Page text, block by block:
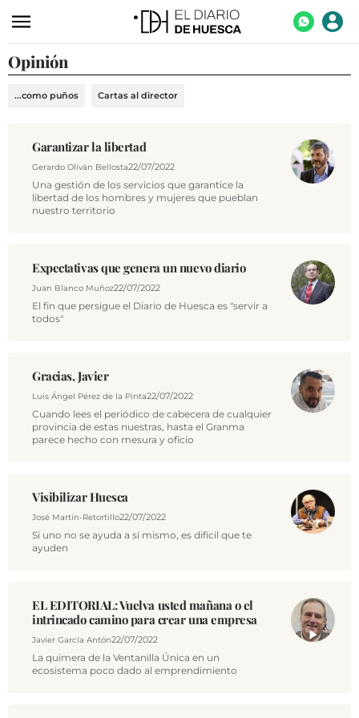
ACTUALIDAD
ECONOMÍA
TURISMO
AGROALIMENTACIÓN
DEPORTES
SOCIEDAD
OPINIÓN
CONTACTAR
AGENDA
CARTELERA
ESQUELAS
INICIAR SESIÓN
Opinión
...como puños Cartas al director
Garantizar la libertad
Gerardo Oliván Bellosta22/07/2022
Una gestión de los servicios que garantice la
libertad de los hombres y mujeres que pueblan
nuestro territorio
Expectativas que genera un nuevo diario
Juan Blanco Muñoz22/07/2022
El fin que persigue el Diario de Huesca es "servir a
todos"
Gracias, Javier
Luis Ángel Pérez de la Pinta22/07/2022
Cuando lees el periódico de cabecera de cualquier
provincia de estas nuestras, hasta el Granma
parece hecho con mesura y oficio
Visibilizar Huesca
José Martín-Retortillo22/07/2022
Si uno no se ayuda a sí mismo, es difícil que te
ayuden
EL EDITORIAL: Vuelva usted mañana o el
intrincado camino para crear una empresa
Javier García Antón22/07/2022
La quimera de la Ventanilla Única en un
ecosistema poco dado al emprendimiento